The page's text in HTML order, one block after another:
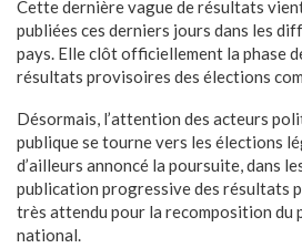
Cette dernière vague de résultats
publiées ces derniers jours dans les
pays. Elle clôt officiellement la phase
résultats provisoires des élections
Désormais, l’attention des acteurs
publique se tourne vers les élections
d’ailleurs annoncé la poursuite, dans
publication progressive des résultats
très attendu pour la recomposition du
national.